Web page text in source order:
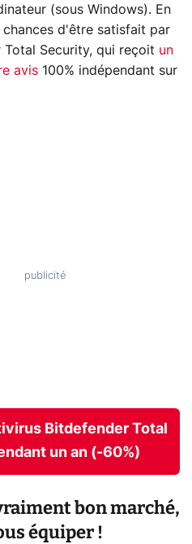
(sous Windows). En
d'être satisfait par
Security, qui reçoit un
avis 100% indépendant sur
Bitdefender Total
un an (-60%)
bon marché,
équiper !